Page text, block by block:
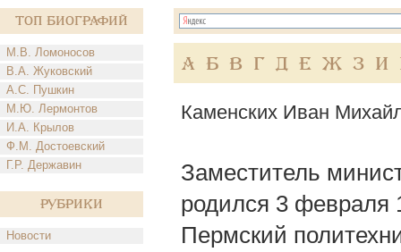
Топ Биографий
М.В. Ломоносов
В.А. Жуковский
А.С. Пушкин
М.Ю. Лермонтов
И.А. Крылов
Ф.М. Достоевский
Г.Р. Державин
Рубрики
Новости
А Б В Г Д Е Ж З И
Каменских Иван
Заместитель
родился 3 февраля
Пермский